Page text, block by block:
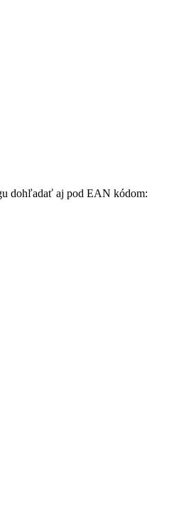
dohľadať aj pod EAN kódom: